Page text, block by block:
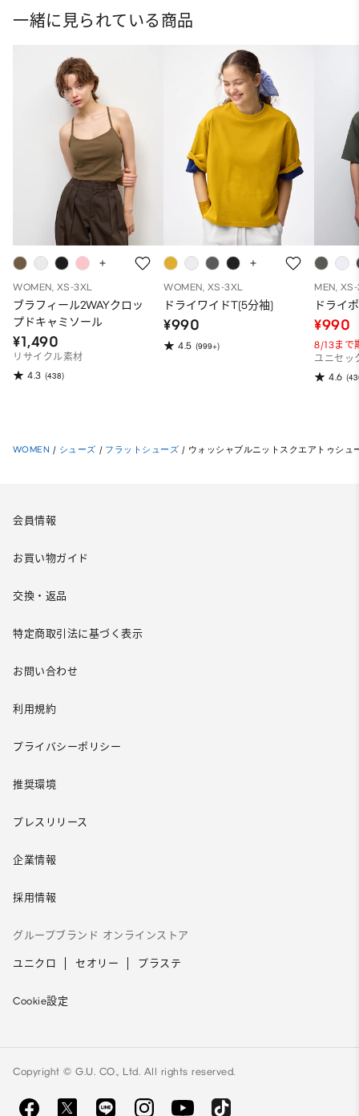
一緒に見られている商品
WOMEN, XS-3XL
ブラフィール2WAYクロッ
プドキャミソール
¥1,490
リサイクル素材
4.3 (438)
WOMEN, XS-3XL
ドライワイドT(5分袖)
¥990
4.5 (999+)
MEN,
ドライ
¥990
8/13まで
ユニセッ
4.6
WOMEN / シューズ / フラットシューズ / ウォッシャブルニットスクエアトゥシュ
会員情報
お買い物ガイド
交換・返品
特定商取引法に基づく表示
お問い合わせ
利用規約
プライバシーポリシー
推奨環境
プレスリリース
企業情報
採用情報
グループブランド オンラインストア
ユニクロ セオリー プラステ
Cookie設定
Copyright © G.U. CO., Ltd. All rights reserved.